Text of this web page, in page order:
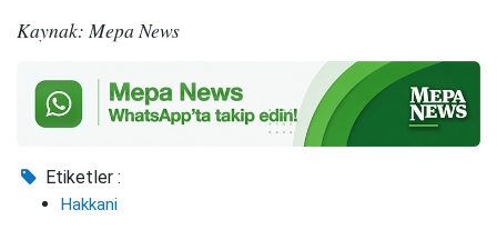
Kaynak: Mepa News
Etiketler :
Hakkani